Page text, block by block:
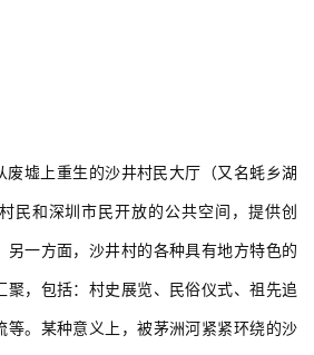
墟上重生的沙井村民大厅（又名蚝乡湖
民和深圳市民开放的公共空间，提供创
另一方面，沙井村的各种具有地方特色的
聚，包括：村史展览、民俗仪式、祖先追
等。某种意义上，被茅洲河紧紧环绕的沙